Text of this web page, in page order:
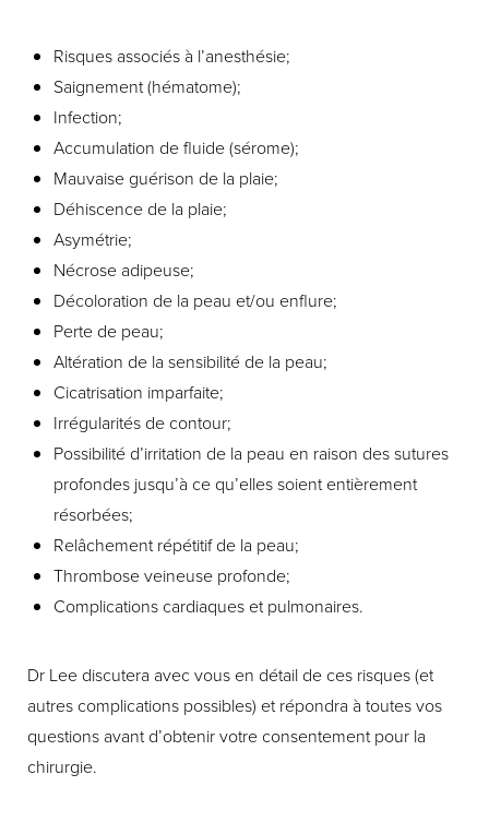
Risques associés à l’anesthésie;
Saignement (hématome);
Infection;
Accumulation de fluide (sérome);
Mauvaise guérison de la plaie;
Déhiscence de la plaie;
Asymétrie;
Nécrose adipeuse;
Décoloration de la peau et/ou enflure;
Perte de peau;
Altération de la sensibilité de la peau;
Cicatrisation imparfaite;
Irrégularités de contour;
Possibilité d’irritation de la peau en raison des sutures
profondes jusqu’à ce qu’elles soient entièrement
résorbées;
Relâchement répétitif de la peau;
Thrombose veineuse profonde;
Complications cardiaques et pulmonaires.
Dr Lee discutera avec vous en détail de ces risques (et
autres complications possibles) et répondra à toutes vos
questions avant d’obtenir votre consentement pour la
chirurgie.